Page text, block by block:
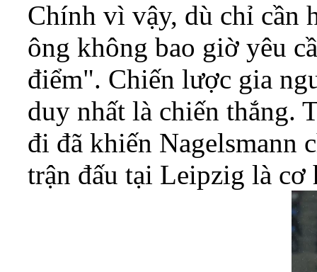
Chính vì vậy, dù chỉ cần
ông không bao giờ yêu
điểm". Chiến lược gia
duy nhất là chiến thắng.
đi đã khiến Nagelsmann
trận đấu tại Leipzig là cơ